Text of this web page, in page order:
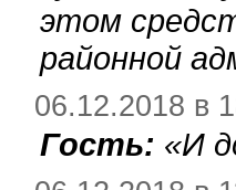
этом
районной
06.12.2018 в
Гость: «И